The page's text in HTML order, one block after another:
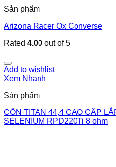
Sản phẩm
Arizona Racer Ox Converse
Rated 4.00 out of 5
Add to wishlist
Xem Nhanh
Sản phẩm
CÔN TITAN 44,4 CAO CẤP
SELENIUM RPD220Ti 8 ohm